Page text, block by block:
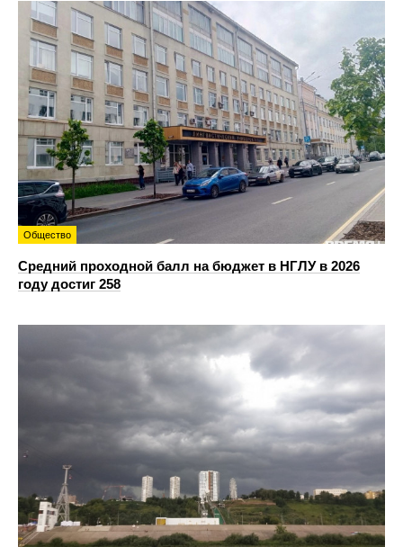
Общество
Средний проходной балл на бюджет в НГЛУ в 2026
году достиг 258